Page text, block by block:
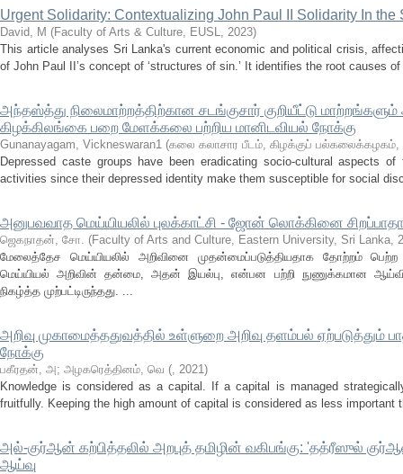
Urgent Solidarity: Contextualizing John Paul II Solidarity In the
David, M (Faculty of Arts & Culture, EUSL, 2023)
This article analyses Sri Lanka's current economic and political crisis,
of John Paul II’s concept of ‘structures of sin.’ It identifies the root causes
அந்தஸ்த்து நிலைமாற்றத்திற்கான சடங்குசார் குறியீட்டு மாற்றங்களும்
கிழக்கிலங்கை பறை மேளக்கலை பற்றிய மானிடவியல் நோக்கு
Gunanayagam, Vickneswaran1 (கலை கலாசார பீடம், கிழக்குப்
Depressed caste groups have been eradicating socio-cultural aspects
activities since their depressed identity make them susceptible for social
அனுபவவாத மெய்யியலில் புலக்காட்சி - ஜோன் லொக்கினை
ஜெகநாதன், சோ. (Faculty of Arts and Culture, Eastern University, Sri Lanka,
மேலைத்தேச மெய்யியலில் அறிவினை முதன்மைப்படுத்தியதாக தோற்றம்
மெய்யியல் அறிவின் தன்மை, அதன் இயல்பு, என்பன பற்றி நுணுக்கமான
நிகழ்த்த முற்பட்டிருந்தது. ...
அறிவு முகாமைத்ததுவத்தில் உள்ளுறை அறிவு தளம்பல் ஏற்படுத்தும்
நோக்கு
பகீரதன், அ; அழகரெத்தினம், வெ (, 2021)
Knowledge is considered as a capital. If a capital is managed
fruitfully. Keeping the high amount of capital is considered as less important
அல்-குர்ஆன் கற்பித்தலில் அறபுத் தமிழின் வகிபங்கு: 'தத்ரீஸுல்
ஆய்வு